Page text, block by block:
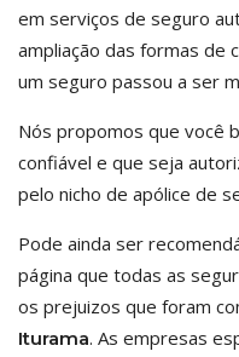
em serviços de seguro
ampliação das formas de
um seguro passou a ser
Nós propomos que você
confiável e que seja
pelo nicho de apólice de
Pode ainda ser
página que todas as
os prejuizos que foram
Iturama. As empresas